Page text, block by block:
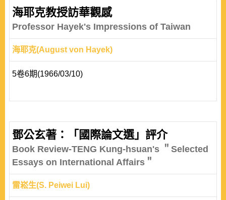
海耶克教授訪華觀感
Professor Hayek's Impressions of Taiwan
海耶克(August von Hayek)
5卷6期(1966/03/10)
鄧公玄著：「國際論文選」評介
Book Review-TENG Kung-hsuan's ＂Selected
Essays on International Affairs＂
雷崧生(S. Peiwei Lui)